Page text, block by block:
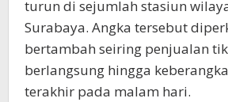
turun di sejumlah stasiun
Surabaya. Angka tersebut
bertambah seiring penjualan
berlangsung hingga
terakhir pada malam hari.